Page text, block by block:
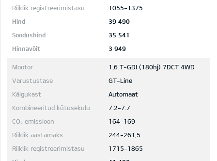
1055-1375
39 490
35 541
3 949
1,6 T-GDI (180hj) 7DCT 4WD
GT-Line
Automaat
7.2-7.7
164-169
244-261,5
1715-1865